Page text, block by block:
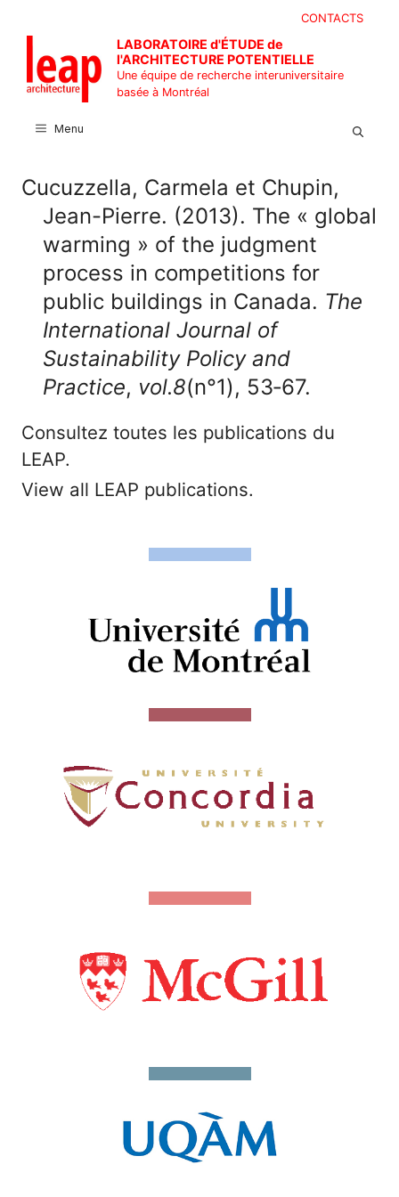
contenu
CONTACTS
LABORATOIRE d'ÉTUDE de
l'ARCHITECTURE POTENTIELLE
Une équipe de recherche interuniversitaire
basée à Montréal
Menu
Cucuzzella, Carmela et Chupin,
Jean-Pierre. (2013). The « global
warming » of the judgment
process in competitions for
public buildings in Canada. The
International Journal of
Sustainability Policy and
Practice, vol.8(n°1), 53‑67.
Consultez toutes les publications du
LEAP.
View all LEAP publications.